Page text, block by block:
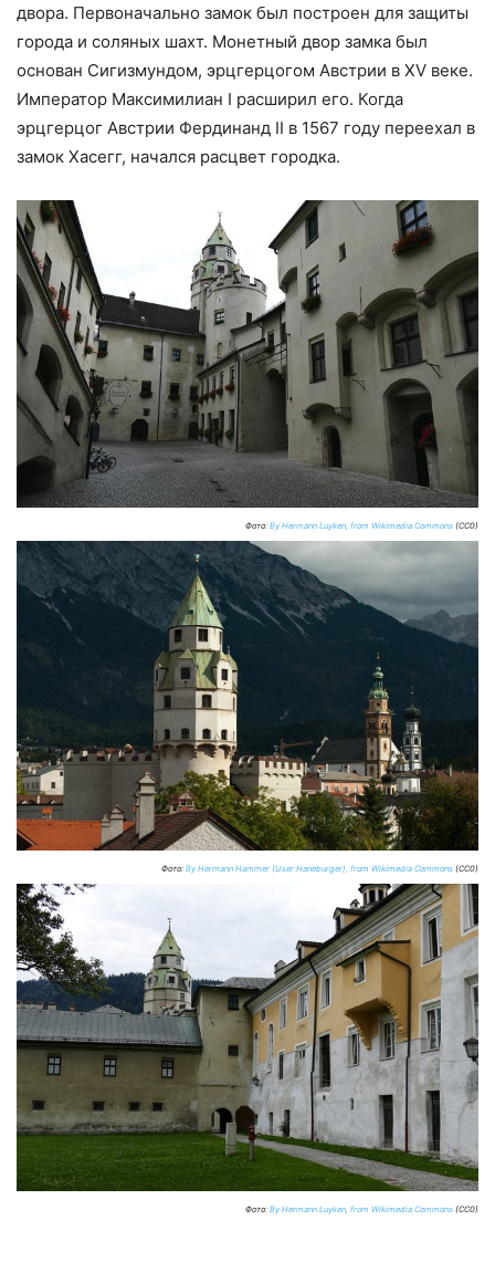
двора. Первоначально замок был построен для защиты
города и соляных шахт. Монетный двор замка был
основан Сигизмундом, эрцгерцогом Австрии в XV веке.
Император Максимилиан I расширил его. Когда
эрцгерцог Австрии Фердинанд II в 1567 году переехал в
замок Хасегг, начался расцвет городка.
Фото: By Hermann Luyken, from Wikimedia Commons (CC0)
Фото: By Hermann Hammer (User:Haneburger), from Wikimedia Commons (CC0)
Фото: By Hermann Luyken, from Wikimedia Commons (CC0)